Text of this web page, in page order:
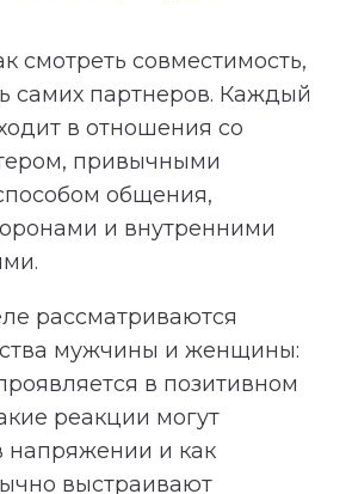
смотреть совместимость,
самих партнеров. Каждый
в отношения со
привычными
общения,
и внутренними
рассматриваются
мужчины и женщины:
в позитивном
реакции могут
напряжении и как
выстраивают